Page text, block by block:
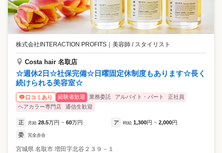
株式会社INTERACTION PROFITS ｜ 美容師 / スタイリスト
Costa hair 名取店
☆週休2日☆社保完備☆日曜固定休制度もあります☆長く
続けられる美容室☆
口コミあり 経験者歓迎 業務委託 アルバイト・パート
正社員
ヘアカラー専門店
通信生歓迎
正 月給 28.5万円 ~ 60万円 ア 時給 1,300円 ~ 2,000円
委 完全歩合
宮城県 名取市 増田字北谷２３９－１